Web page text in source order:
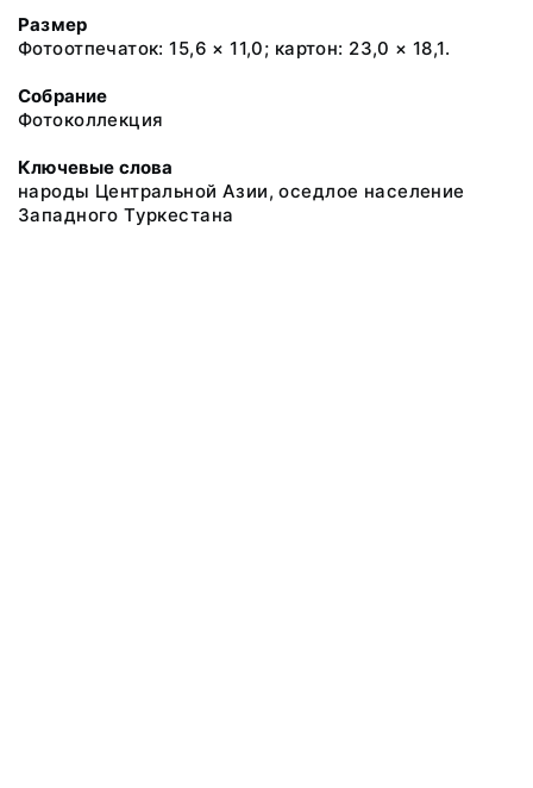
Размер
Фотоотпечаток: 15,6 × 11,0; картон: 23,0 × 18,1.
Собрание
Фотоколлекция
Ключевые слова
народы Центральной Азии, оседлое население
Западного Туркестана